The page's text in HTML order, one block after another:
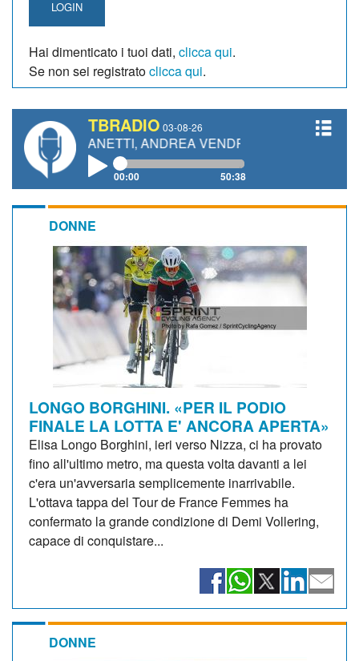
LOGIN
Hai dimenticato i tuoi dati, clicca qui.
Se non sei registratoclicca qui.
TBRADIO 03-08-26
GIANETTI, ANDREA VENDRAME, FILIPPO FIORELLI
00:00 50:38
DONNE
LONGO BORGHINI. «PER IL PODIO
FINALE LA LOTTA E' ANCORA APERTA»
Elisa Longo Borghini, ieri verso Nizza, ci ha provato
fino all'ultimo metro, ma questa volta davanti a lei
c'era un'avversaria semplicemente inarrivabile.
L'ottava tappa del Tour de France Femmes ha
confermato la grande condizione di Demi Vollering,
capace di conquistare...
DONNE